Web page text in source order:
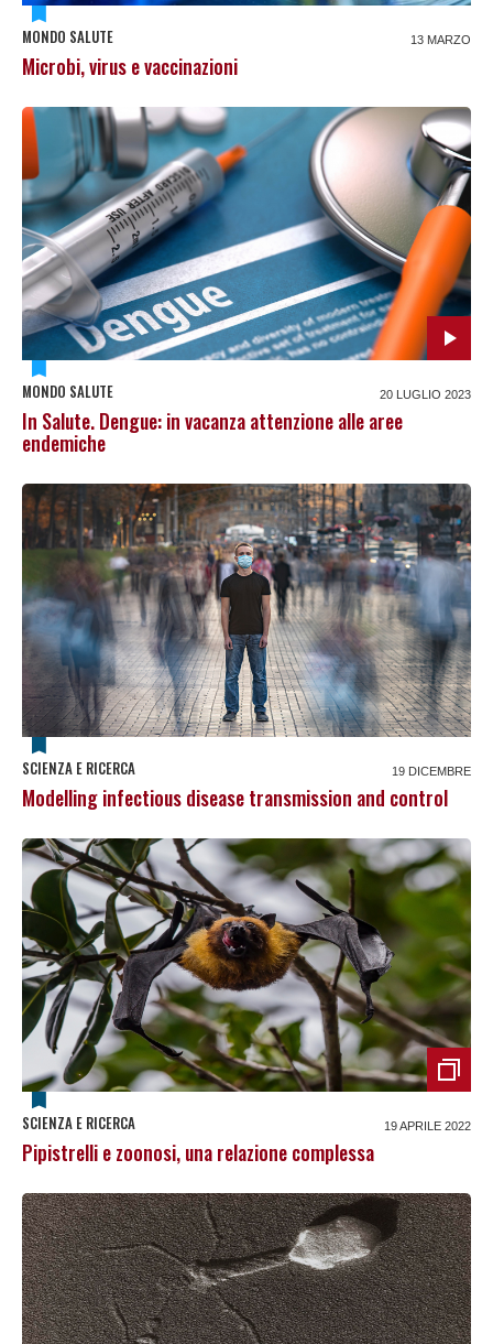
MONDO SALUTE 13 MARZO
Microbi, virus e vaccinazioni
MONDO SALUTE 20 LUGLIO 2023
In Salute. Dengue: in vacanza attenzione alle aree
endemiche
SCIENZA E RICERCA 19 DICEMBRE
Modelling infectious disease transmission and control
SCIENZA E RICERCA 19 APRILE 2022
Pipistrelli e zoonosi, una relazione complessa